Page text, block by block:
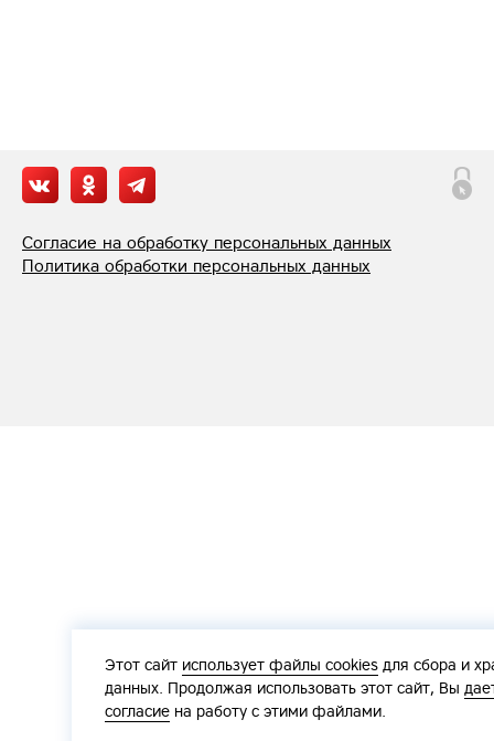
Согласие на обработку персональных данных
Политика обработки персональных данных
Этот сайт использует файлы cookies для сбора и
данных. Продолжая использовать этот сайт, Вы
согласие на работу с этими файлами.